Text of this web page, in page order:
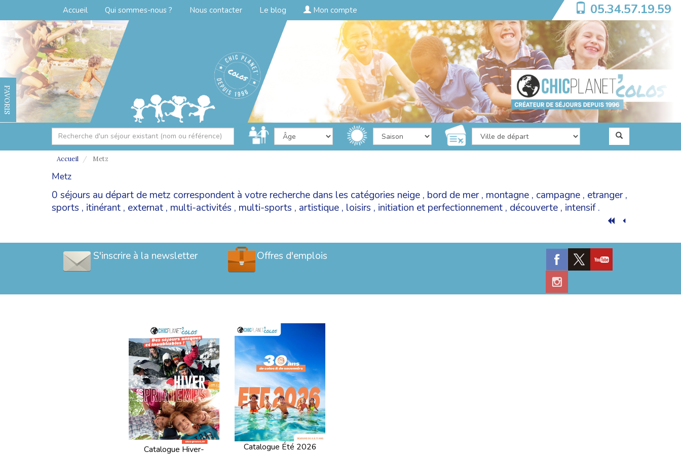
Accueil Qui sommes-nous ? Nous contacter Le blog Mon compte 05.34.57.19.59
FAVORIS
Accueil Metz
Metz
0 séjours au départ de metz correspondent à votre recherche dans les catégories neige , bord de mer, montagne , campagne , etranger,
sports , itinérant , externat , multi-activités , multi-sports , artistique , loisirs , initiation et perfectionnement , découverte , intensif.
S'inscrire à la newsletter Offres d'emplois
Catalogue Hiver- Catalogue Été 2026